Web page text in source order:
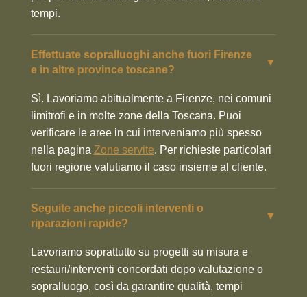
tempi.
Effettuate sopralluoghi anche fuori Firenze
e in altre province toscane?
▼
Sì. Lavoriamo abitualmente a Firenze, nei comuni
limitrofi e in molte zone della Toscana. Puoi
verificare le aree in cui interveniamo più spesso
nella pagina Zone servite. Per richieste particolari
fuori regione valutiamo il caso insieme al cliente.
Seguite anche piccoli interventi o
riparazioni rapide?
▼
Lavoriamo soprattutto su progetti su misura e
restauri/interventi concordati dopo valutazione o
sopralluogo, così da garantire qualità, tempi